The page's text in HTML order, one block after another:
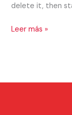
delete it, then
Leer más »